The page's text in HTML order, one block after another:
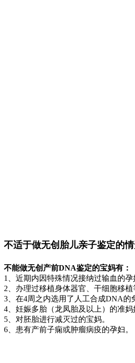
不适于做无创胎儿亲子鉴定的
不能做无创产前DNA鉴定的宝妈有：
1、近期内因特殊情况接纳过输血的孕
2、办理过移植身体器官、干细胞移植
3、在4周之内选用了人工合成DNA的
4、妊娠多胎（龙凤胎及以上）的准妈
5、对胚胎进行减灭过的宝妈。
6、患有产前子痫或肿瘤病疫的孕妇。